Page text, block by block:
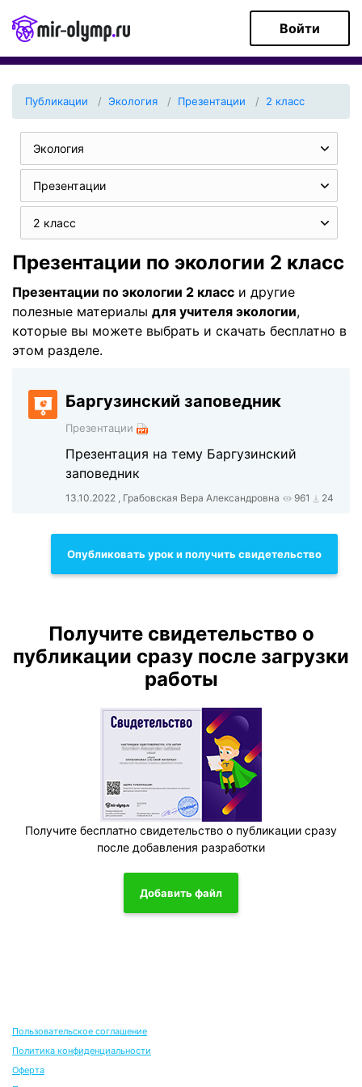
Войти
Публикации Экология Презентации 2 класс
Экология
Презентации
2 класс
Презентации по экологии 2 класс
Презентации по экологии 2 класс и другие
полезные материалы для учителя экологии,
которые вы можете выбрать и скачать бесплатно в
этом разделе.
Баргузинский заповедник
Презентации
Презентация на тему Баргузинский
заповедник
13.10.2022 , Грабовская Вера Александровна 961 24
Опубликовать урок и получить свидетельство
Получите свидетельство о
публикации сразу после загрузки
работы
Получите бесплатно свидетельство о публикации сразу
после добавления разработки
Добавить файл
Пользовательское соглашение
Политика конфиденциальности
Оферта